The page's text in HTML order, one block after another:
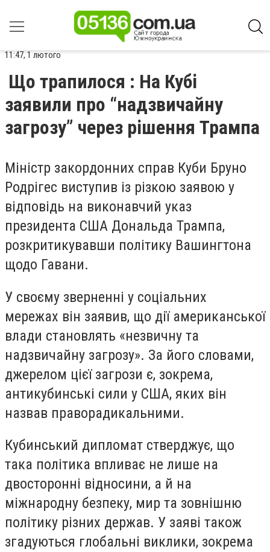
11:47, 1 лютого
Що трапилося : На Кубі
заявили про “надзвичайну
загрозу” через рішення Трампа
Міністр закордонних справ Куби Бруно
Родрігес виступив із різкою заявою у
відповідь на виконавчий указ
президента США Дональда Трампа,
розкритикувавши політику Вашингтона
щодо Гавани.
У своєму зверненні у соціальних
мережах він заявив, що дії американської
влади становлять «незвичну та
надзвичайну загрозу». За його словами,
джерелом цієї загрози є, зокрема,
антикубинські сили у США, яких він
назвав праворадикальними.
Кубинський дипломат стверджує, що
така політика впливає не лише на
двосторонні відносини, а й на
міжнародну безпеку, мир та зовнішню
політику різних держав. У заяві також
згадуються глобальні виклики, зокрема